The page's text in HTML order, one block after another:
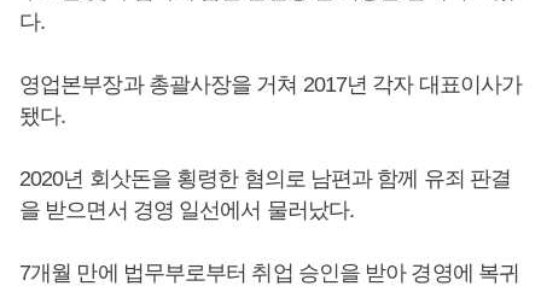
다.
영업본부장과 총괄사장을 거쳐 2017년 각자 대표이사가
됐다.
2020년 회삿돈을 횡령한 혐의로 남편과 함께 유죄 판결
을 받으면서 경영 일선에서 물러났다.
7개월 만에 법무부로부터 취업 승인을 받아 경영에 복귀